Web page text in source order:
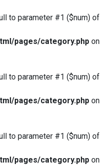
to parameter #1 ($num) of
pages/category.php on
to parameter #1 ($num) of
pages/category.php on
to parameter #1 ($num) of
pages/category.php on